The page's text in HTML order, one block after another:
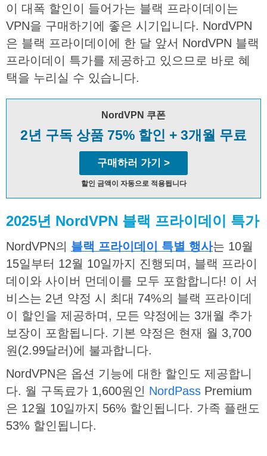
이 대폭 할인이 들어가는 블랙 프라이데이는
VPN을 구매하기에 좋은 시기입니다. NordVPN
은 블랙 프라이데이에 한 달 앞서 NordVPN 블랙
프라이데이 특가를 제공하고 있으므로 바로 혜
택을 누리실 수 있습니다.
NordVPN 쿠폰
2년 구독 상품 75% 할인 + 3개월 무료
구매하러 가기 >
할인 금액이 자동으로 적용됩니다
2025년 NordVPN 블랙 프라이데이 특가
NordVPN의 블랙 프라이데이 특별 행사는 10월
15일부터 12월 10일까지 진행되며, 블랙 프라이
데이와 사이버 먼데이를 모두 포함합니다! 이 서
비스는 2년 약정 시 최대 74%의 블랙 프라이데
이 할인을 제공하며, 모든 약정에는 3개월 추가
보장이 포함됩니다. 기본 약정은 현재 월 3,700
원(2.99달러)에 불과합니다.
NordVPN은 옵션 기능에 대한 할인도 제공합니
다. 월 구독료가 1,600원인 NordPass Premium
은 12월 10일까지 56% 할인됩니다. 가족 플랜도
53% 할인됩니다.